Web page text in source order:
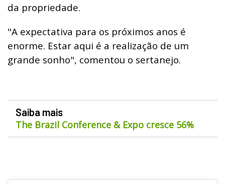
da propriedade.
"A expectativa para os próximos anos é
enorme. Estar aqui é a realização de um
grande sonho", comentou o sertanejo.
Saiba mais
The Brazil Conference & Expo cresce 56%